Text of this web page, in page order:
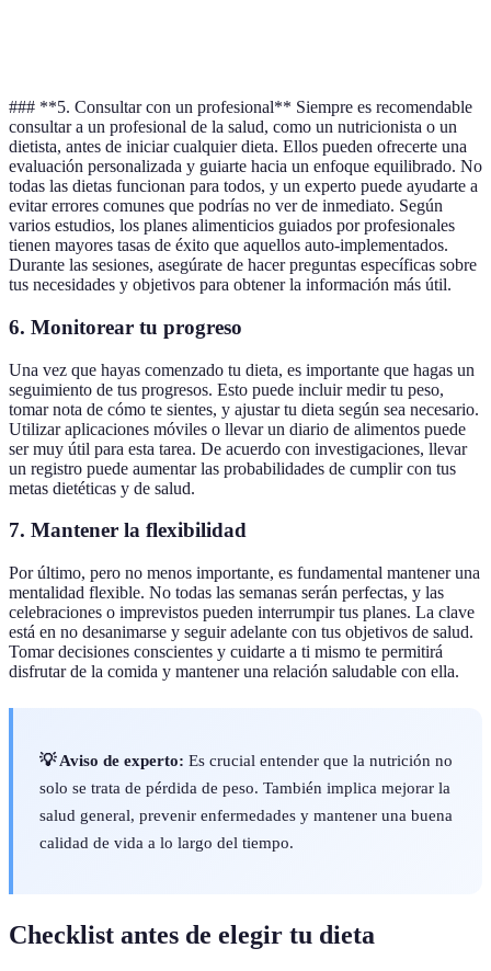
### **5. Consultar con un profesional** Siempre es recomendable
consultar a un profesional de la salud, como un nutricionista o un
dietista, antes de iniciar cualquier dieta. Ellos pueden ofrecerte una
evaluación personalizada y guiarte hacia un enfoque equilibrado. No
todas las dietas funcionan para todos, y un experto puede ayudarte a
evitar errores comunes que podrías no ver de inmediato. Según
varios estudios, los planes alimenticios guiados por profesionales
tienen mayores tasas de éxito que aquellos auto-implementados.
Durante las sesiones, asegúrate de hacer preguntas específicas sobre
tus necesidades y objetivos para obtener la información más útil.
6. Monitorear tu progreso
Una vez que hayas comenzado tu dieta, es importante que hagas un
seguimiento de tus progresos. Esto puede incluir medir tu peso,
tomar nota de cómo te sientes, y ajustar tu dieta según sea necesario.
Utilizar aplicaciones móviles o llevar un diario de alimentos puede
ser muy útil para esta tarea. De acuerdo con investigaciones, llevar
un registro puede aumentar las probabilidades de cumplir con tus
metas dietéticas y de salud.
7. Mantener la flexibilidad
Por último, pero no menos importante, es fundamental mantener una
mentalidad flexible. No todas las semanas serán perfectas, y las
celebraciones o imprevistos pueden interrumpir tus planes. La clave
está en no desanimarse y seguir adelante con tus objetivos de salud.
Tomar decisiones conscientes y cuidarte a ti mismo te permitirá
disfrutar de la comida y mantener una relación saludable con ella.
💡 Aviso de experto: Es crucial entender que la nutrición no
solo se trata de pérdida de peso. También implica mejorar la
salud general, prevenir enfermedades y mantener una buena
calidad de vida a lo largo del tiempo.
Checklist antes de elegir tu dieta